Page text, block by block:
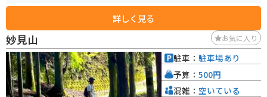
が多く出没します。
詳しく見る
妙見山 お気に入り
駐車： 駐車場あり
予算： 500円
混雑： 空いている